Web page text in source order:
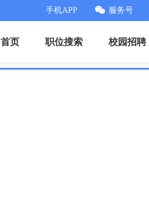
手机APP 服务号
首页 职位搜索 校园招聘